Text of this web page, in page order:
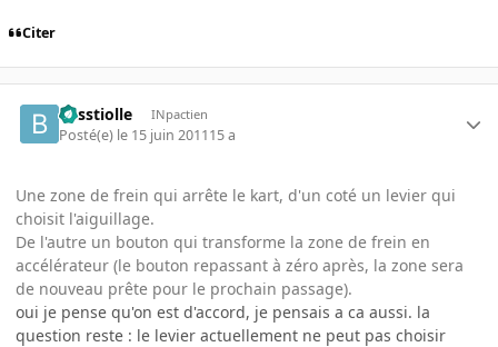
Citer
besstiolle INpactien
Posté(e) le 15 juin 201115 a
Une zone de frein qui arrête le kart, d'un coté un levier qui
choisit l'aiguillage.
De l'autre un bouton qui transforme la zone de frein en
accélérateur (le bouton repassant à zéro après, la zone sera
de nouveau prête pour le prochain passage).
oui je pense qu'on est d'accord, je pensais a ca aussi. la
question reste : le levier actuellement ne peut pas choisir